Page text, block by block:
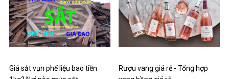
Giá sắt vụn phế liệu bao tiền
Rượu vang giá rẻ - Tổng hợp